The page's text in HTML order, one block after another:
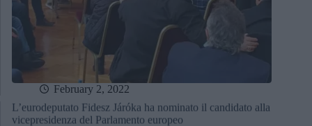
February 2, 2022
L’eurodeputato Fidesz Járóka ha nominato il candidato alla
vicepresidenza del Parlamento europeo